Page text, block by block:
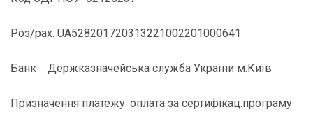
Роз/рах. UA528201720313221002201000641
Банк Держказначейська служба України м.Київ
Призначення платежу: оплата за сертифікац.програму